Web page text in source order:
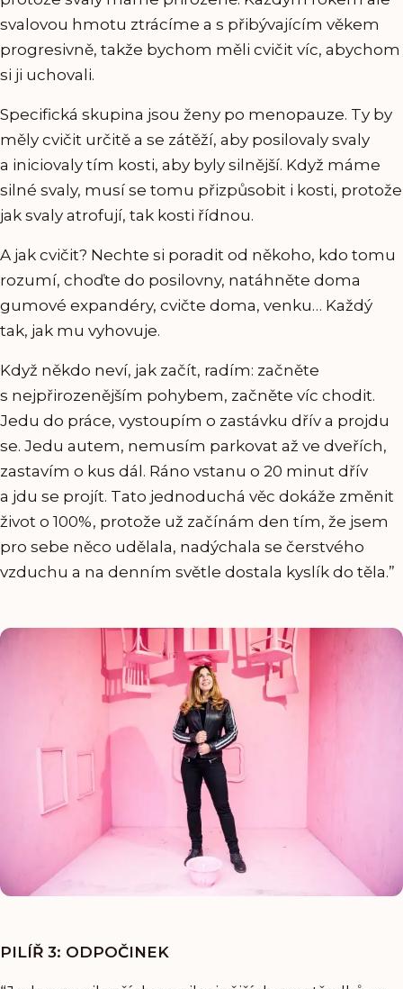
svalovou hmotu ztrácíme a s přibývajícím věkem
progresivně, takže bychom měli cvičit víc, abychom
si ji uchovali.
Specifická skupina jsou ženy po menopauze. Ty by
měly cvičit určitě a se zátěží, aby posilovaly svaly
a iniciovaly tím kosti, aby byly silnější. Když máme
silné svaly, musí se tomu přizpůsobit i kosti, protože
jak svaly atrofují, tak kosti řídnou.
A jak cvičit? Nechte si poradit od někoho, kdo tomu
rozumí, choďte do posilovny, natáhněte doma
gumové expandéry, cvičte doma, venku… Každý
tak, jak mu vyhovuje.
Když někdo neví, jak začít, radím: začněte
s nejpřirozenějším pohybem, začněte víc chodit.
Jedu do práce, vystoupím o zastávku dřív a projdu
se. Jedu autem, nemusím parkovat až ve dveřích,
zastavím o kus dál. Ráno vstanu o 20 minut dřív
a jdu se projít. Tato jednoduchá věc dokáže změnit
život o 100%, protože už začínám den tím, že jsem
pro sebe něco udělala, nadýchala se čerstvého
vzduchu a na denním světle dostala kyslík do těla.”
PILÍŘ 3: ODPOČINEK